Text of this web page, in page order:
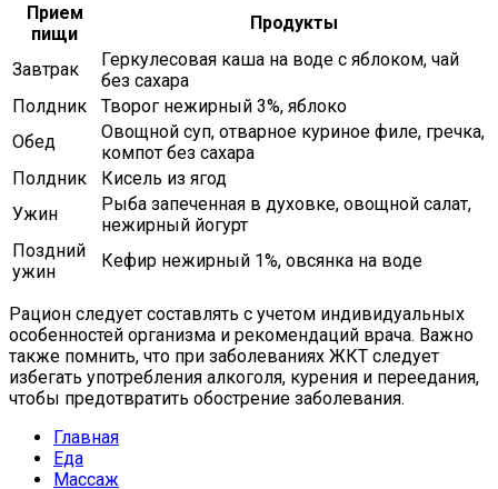
Прием
пищи
Продукты
Завтрак
Геркулесовая каша на воде с яблоком, чай
без сахара
Полдник
Творог нежирный 3%, яблоко
Обед
Овощной суп, отварное куриное филе, гречка,
компот без сахара
Полдник
Кисель из ягод
Ужин
Рыба запеченная в духовке, овощной салат,
нежирный йогурт
Поздний
ужин
Кефир нежирный 1%, овсянка на воде
Рацион следует составлять с учетом индивидуальных
особенностей организма и рекомендаций врача. Важно
также помнить, что при заболеваниях ЖКТ следует
избегать употребления алкоголя, курения и переедания,
чтобы предотвратить обострение заболевания.
Главная
Еда
Массаж